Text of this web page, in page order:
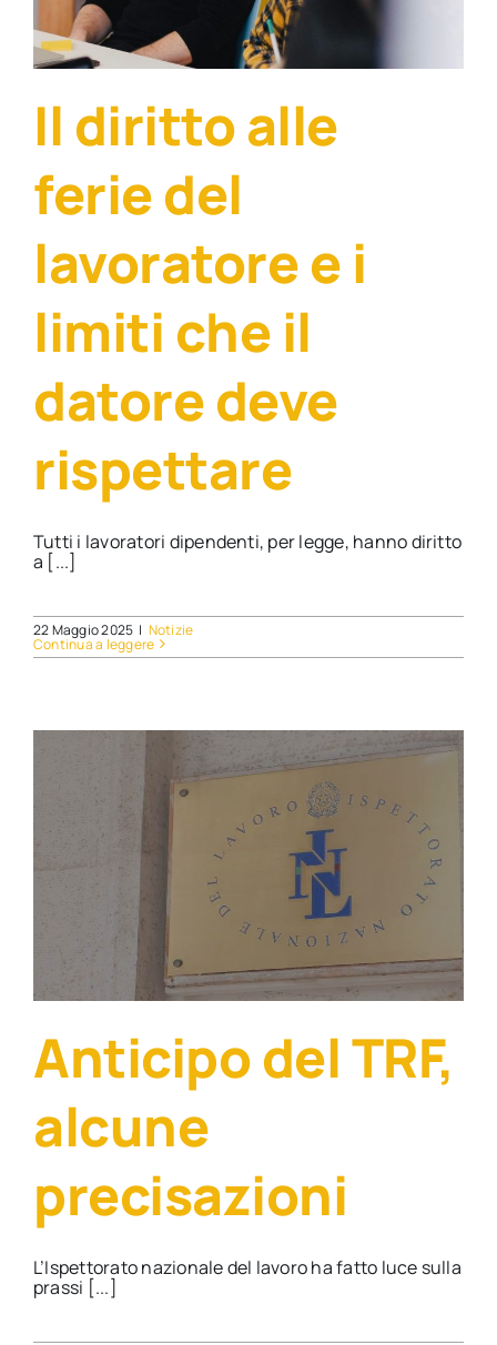
Il diritto alle
ferie del
lavoratore e i
limiti che il
datore deve
rispettare
Tutti i lavoratori dipendenti, per legge, hanno diritto
a [...]
22 Maggio 2025 | Notizie
Continua a leggere
Anticipo del TRF,
alcune
precisazioni
L’Ispettorato nazionale del lavoro ha fatto luce sulla
prassi [...]